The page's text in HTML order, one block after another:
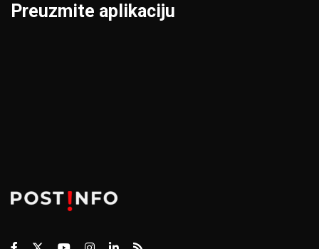
Preuzmite aplikaciju